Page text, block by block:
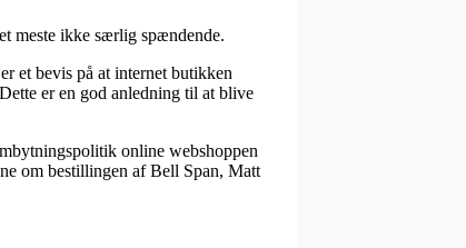
meste ikke særlig spændende.
et bevis på at internet butikken
er en god anledning til at blive
online webshoppen
om bestillingen af Bell Span, Matt